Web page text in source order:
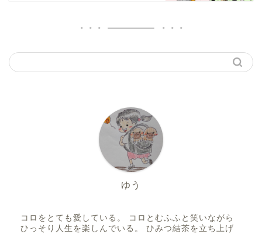
ゆう
コロをとても愛している。 コロとむふふと笑いながら
ひっそり人生を楽しんでいる。 ひみつ結茶を立ち上げ